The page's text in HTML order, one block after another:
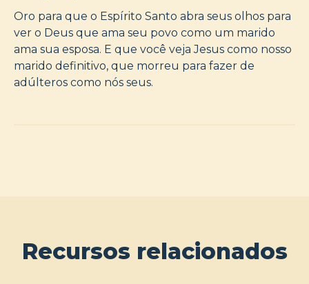
Oro para que o Espírito Santo abra seus olhos para
ver o Deus que ama seu povo como um marido
ama sua esposa. E que você veja Jesus como nosso
marido definitivo, que morreu para fazer de
adúlteros como nós seus.
Recursos relacionados